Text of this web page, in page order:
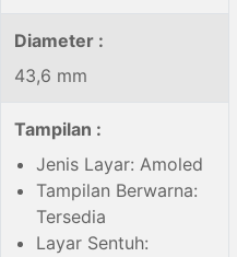
Diameter :
43,6 mm
Tampilan :
Jenis Layar: Amoled
Tampilan Berwarna:
Tersedia
Layar Sentuh: